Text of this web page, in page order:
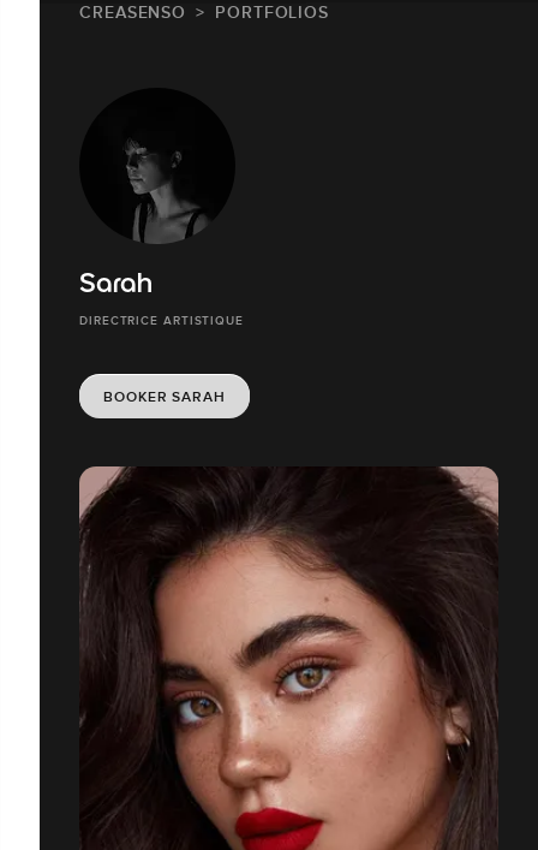
CREASENSO PORTFOLIOS
Sarah
DIRECTRICE ARTISTIQUE
BOOKER SARAH